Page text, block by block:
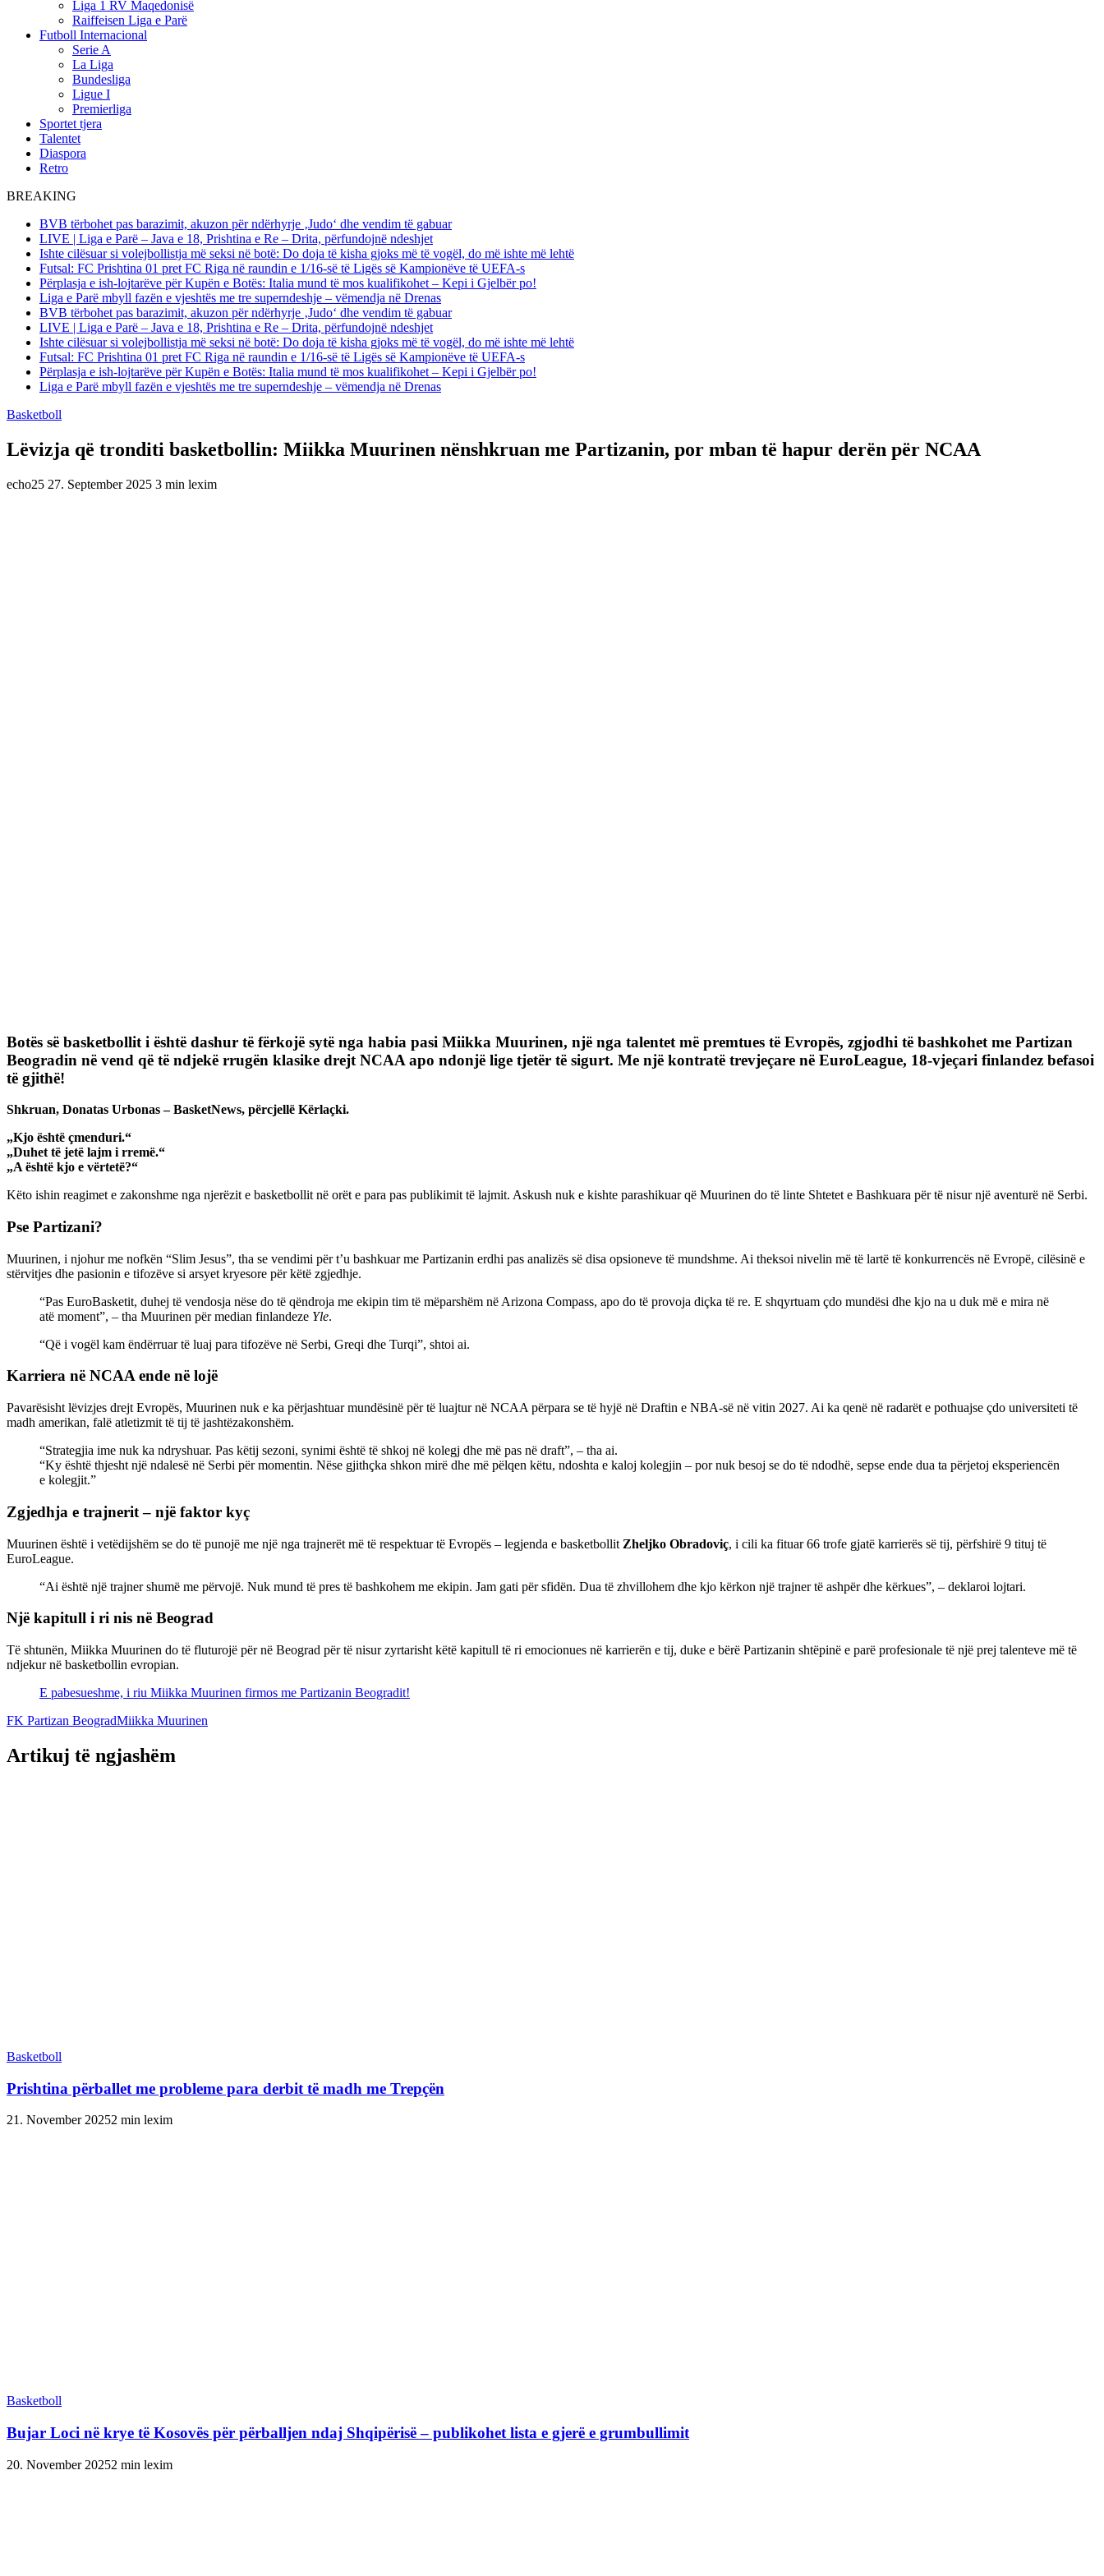
Liga 1 RV Maqedonisë
Raiffeisen Liga e Parë
Futboll Internacional
Serie A
La Liga
Bundesliga
Ligue I
Premierliga
Sportet tjera
Talentet
Diaspora
Retro
BREAKING
BVB tërbohet pas barazimit, akuzon për ndërhyrje ‚Judo‘ dhe vendim të gabuar
LIVE | Liga e Parë – Java e 18, Prishtina e Re – Drita, përfundojnë ndeshjet
Ishte cilësuar si volejbollistja më seksi në botë: Do doja të kisha gjoks më të vogël, do më ishte më lehtë
Futsal: FC Prishtina 01 pret FC Riga në raundin e 1/16-së të Ligës së Kampionëve të UEFA-s
Përplasja e ish-lojtarëve për Kupën e Botës: Italia mund të mos kualifikohet – Kepi i Gjelbër po!
Liga e Parë mbyll fazën e vjeshtës me tre superndeshje – vëmendja në Drenas
BVB tërbohet pas barazimit, akuzon për ndërhyrje ‚Judo‘ dhe vendim të gabuar
LIVE | Liga e Parë – Java e 18, Prishtina e Re – Drita, përfundojnë ndeshjet
Ishte cilësuar si volejbollistja më seksi në botë: Do doja të kisha gjoks më të vogël, do më ishte më lehtë
Futsal: FC Prishtina 01 pret FC Riga në raundin e 1/16-së të Ligës së Kampionëve të UEFA-s
Përplasja e ish-lojtarëve për Kupën e Botës: Italia mund të mos kualifikohet – Kepi i Gjelbër po!
Liga e Parë mbyll fazën e vjeshtës me tre superndeshje – vëmendja në Drenas
Basketboll
Lëvizja që tronditi basketbollin: Miikka Muurinen nënshkruan me Partizanin, por mban të hapur derën për NCAA
echo25 27. September 2025 3 min lexim
Botës së basketbollit i është dashur të fërkojë sytë nga habia pasi Miikka Muurinen, një nga talentet më premtues të Evropës, zgjodhi të bashkohet me Partizan
Beogradin në vend që të ndjekë rrugën klasike drejt NCAA apo ndonjë lige tjetër të sigurt. Me një kontratë trevjeçare në EuroLeague, 18-vjeçari finlandez befasoi
të gjithë!
Shkruan, Donatas Urbonas – BasketNews, përcjellë Kërlaçki.
„Kjo është çmenduri.“
„Duhet të jetë lajm i rremë.“
„A është kjo e vërtetë?“
Këto ishin reagimet e zakonshme nga njerëzit e basketbollit në orët e para pas publikimit të lajmit. Askush nuk e kishte parashikuar që Muurinen do të linte Shtetet e Bashkuara për të nisur një aventurë në Serbi.
Pse Partizani?
Muurinen, i njohur me nofkën “Slim Jesus”, tha se vendimi për t’u bashkuar me Partizanin erdhi pas analizës së disa opsioneve të mundshme. Ai theksoi nivelin më të lartë të konkurrencës në Evropë, cilësinë e
stërvitjes dhe pasionin e tifozëve si arsyet kryesore për këtë zgjedhje.
“Pas EuroBasketit, duhej të vendosja nëse do të qëndroja me ekipin tim të mëparshëm në Arizona Compass, apo do të provoja diçka të re. E shqyrtuam çdo mundësi dhe kjo na u duk më e mira në
atë moment”, – tha Muurinen për median finlandeze Yle.
“Që i vogël kam ëndërruar të luaj para tifozëve në Serbi, Greqi dhe Turqi”, shtoi ai.
Karriera në NCAA ende në lojë
Pavarësisht lëvizjes drejt Evropës, Muurinen nuk e ka përjashtuar mundësinë për të luajtur në NCAA përpara se të hyjë në Draftin e NBA-së në vitin 2027. Ai ka qenë në radarët e pothuajse çdo universiteti të
madh amerikan, falë atletizmit të tij të jashtëzakonshëm.
“Strategjia ime nuk ka ndryshuar. Pas këtij sezoni, synimi është të shkoj në kolegj dhe më pas në draft”, – tha ai.
“Ky është thjesht një ndalesë në Serbi për momentin. Nëse gjithçka shkon mirë dhe më pëlqen këtu, ndoshta e kaloj kolegjin – por nuk besoj se do të ndodhë, sepse ende dua ta përjetoj eksperiencën
e kolegjit.”
Zgjedhja e trajnerit – një faktor kyç
Muurinen është i vetëdijshëm se do të punojë me një nga trajnerët më të respektuar të Evropës – legjenda e basketbollit Zheljko Obradoviç, i cili ka fituar 66 trofe gjatë karrierës së tij, përfshirë 9 tituj të
EuroLeague.
“Ai është një trajner shumë me përvojë. Nuk mund të pres të bashkohem me ekipin. Jam gati për sfidën. Dua të zhvillohem dhe kjo kërkon një trajner të ashpër dhe kërkues”, – deklaroi lojtari.
Një kapitull i ri nis në Beograd
Të shtunën, Miikka Muurinen do të fluturojë për në Beograd për të nisur zyrtarisht këtë kapitull të ri emocionues në karrierën e tij, duke e bërë Partizanin shtëpinë e parë profesionale të një prej talenteve më të
ndjekur në basketbollin evropian.
E pabesueshme, i riu Miikka Muurinen firmos me Partizanin Beogradit!
FK Partizan BeogradMiikka Muurinen
Artikuj të ngjashëm
Basketboll
Prishtina përballet me probleme para derbit të madh me Trepçën
21. November 20252 min lexim
Basketboll
Bujar Loci në krye të Kosovës për përballjen ndaj Shqipërisë – publikohet lista e gjerë e grumbullimit
20. November 20252 min lexim